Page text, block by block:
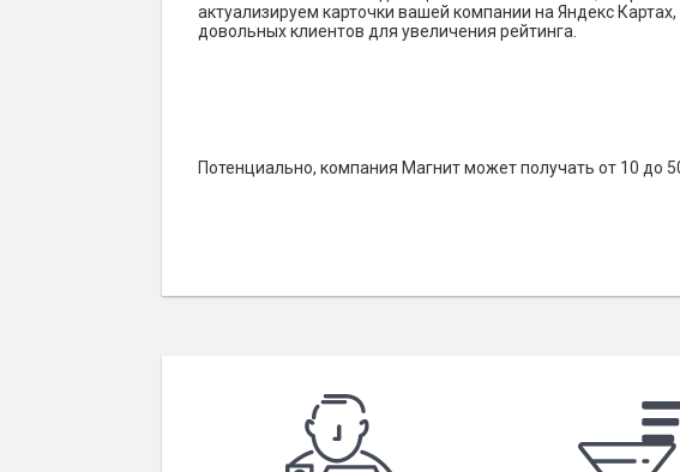
актуализируем карточки вашей компании на Яндекс
довольных клиентов для увеличения рейтинга.
Потенциально, компания Магнит может получать от 10 до